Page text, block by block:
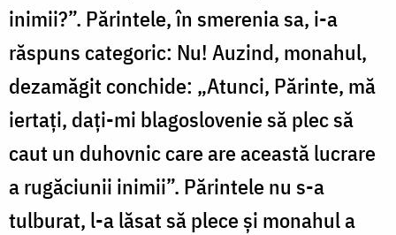
inimii?”. Părintele, în smerenia sa, i-a
răspuns categoric: Nu! Auzind, monahul,
dezamăgit conchide: „Atunci, Părinte, mă
iertați, dați-mi blagoslovenie să plec să
caut un duhovnic care are această lucrare
a rugăciunii inimii”. Părintele nu s-a
tulburat, l-a lăsat să plece și monahul a